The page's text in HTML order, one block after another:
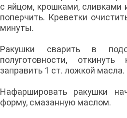
с яйцом, крошками, сливками
поперчить. Креветки
минуты.
Ракушки сварить в
полуготовности,
заправить 1 ст. ложкой масла.
Нафаршировать ракушки
форму, смазанную маслом.